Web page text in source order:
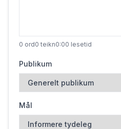
0 ord0 teikn0:00 lesetid
Publikum
Mål